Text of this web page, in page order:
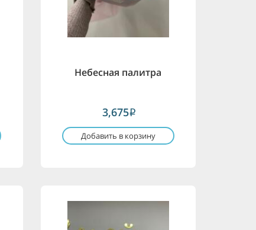
Небесная палитра
3,675i
Добавить в корзину